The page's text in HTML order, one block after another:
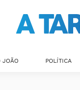
JOÃO POLÍTICA